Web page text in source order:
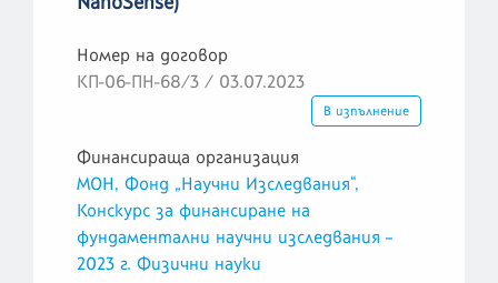
Номер на договор
КП-06-ПН-68/3 / 03.07.2023
В изпълнение
Финансираща организация
МОН, Фонд „Научни Изследвания“,
Конскурс за финансиране на
фундаментални научни изследвания –
2023 г. Физични науки